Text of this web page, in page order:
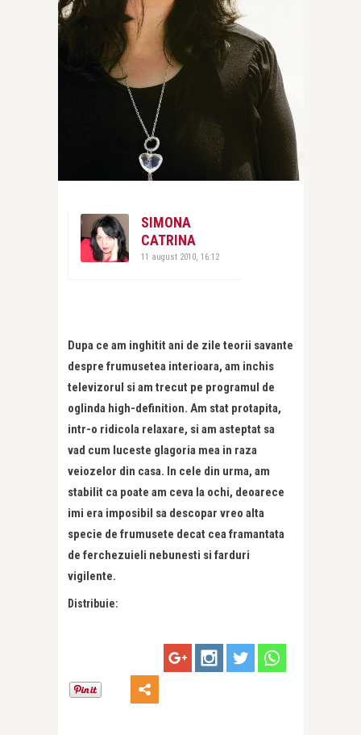
SIMONA
CATRINA
11 august 2010, 16:12
Dupa ce am inghitit ani de zile teorii savante
despre frumusetea interioara, am inchis
televizorul si am trecut pe programul de
oglinda high-definition. Am stat protapita,
intr-o ridicola relaxare, si am asteptat sa
vad cum luceste glagoria mea in raza
veiozelor din casa. In cele din urma, am
stabilit ca poate am ceva la ochi, deoarece
imi era imposibil sa descopar vreo alta
specie de frumusete decat cea framantata
de ferchezuieli nebunesti si farduri
vigilente.
Distribuie: